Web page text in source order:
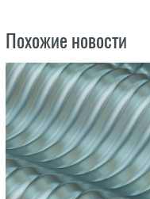
Похожие новости